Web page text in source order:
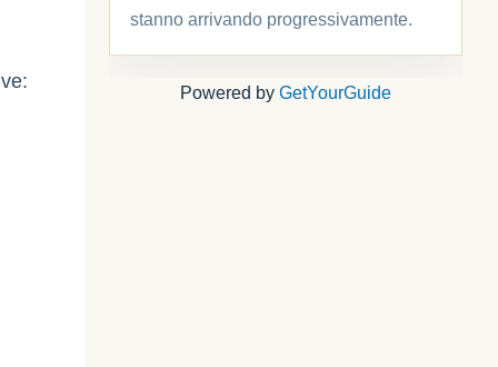
stanno arrivando progressivamente.
Powered byGetYourGuide